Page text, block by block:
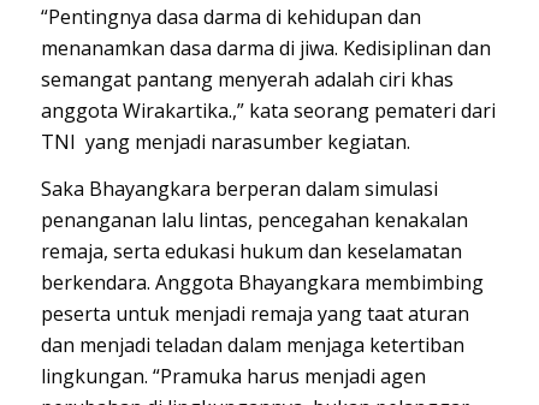
“Pentingnya dasa darma di kehidupan dan
menanamkan dasa darma di jiwa. Kedisiplinan dan
semangat pantang menyerah adalah ciri khas
anggota Wirakartika.,” kata seorang pemateri dari
TNI yang menjadi narasumber kegiatan.
Saka Bhayangkara berperan dalam simulasi
penanganan lalu lintas, pencegahan kenakalan
remaja, serta edukasi hukum dan keselamatan
berkendara. Anggota Bhayangkara membimbing
peserta untuk menjadi remaja yang taat aturan
dan menjadi teladan dalam menjaga ketertiban
lingkungan. “Pramuka harus menjadi agen